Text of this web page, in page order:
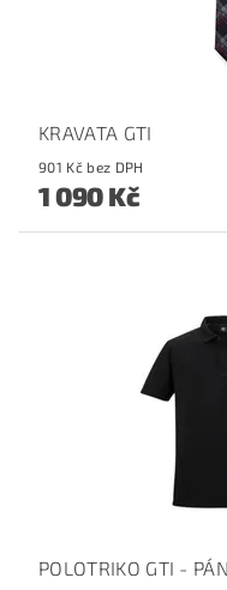
KRAVATA GTI
901 Kč bez DPH
1 090 Kč
POLOTRIKO GTI -